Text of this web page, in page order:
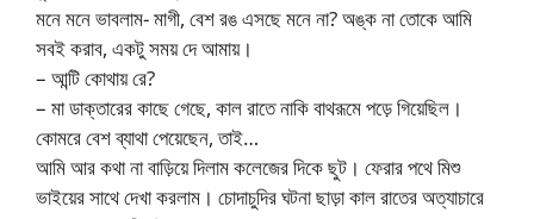
মনে মনে ভাবলাম- মাগী, বেশ রঙ এসছে মনে না? অঙ্ক না তোকে আমি
সবই করাব, একটু সময় দে আমায়।
– আন্টি কোথায় রে?
– মা ডাক্তারের কাছে গেছে, কাল রাতে নাকি বাথরূমে পড়ে গিয়েছিল।
কোমরে বেশ ব্যাথা পেয়েছেন, তাই…
আমি আর কথা না বাড়িয়ে দিলাম কলেজের দিকে ছুট। ফেরার পথে মিশু
ভাইয়ের সাথে দেখা করলাম। চোদাচুদির ঘটনা ছাড়া কাল রাতের অত্যাচারে